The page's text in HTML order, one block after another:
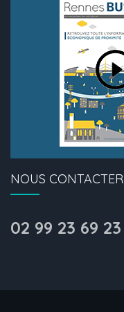
NOUS CONTACTER
02 99 23 69 23